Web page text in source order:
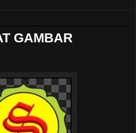
GAMBAR